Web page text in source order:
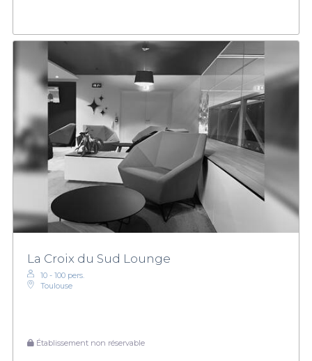
La Croix du Sud Lounge
10 - 100 pers.
Toulouse
Établissement non réservable